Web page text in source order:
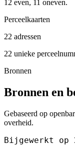
12 even, 11 oneven.
Perceelkaarten
22 adressen
22 unieke
Bronnen
Bronnen en
Gebaseerd op
overheid.
Bijgewerkt op